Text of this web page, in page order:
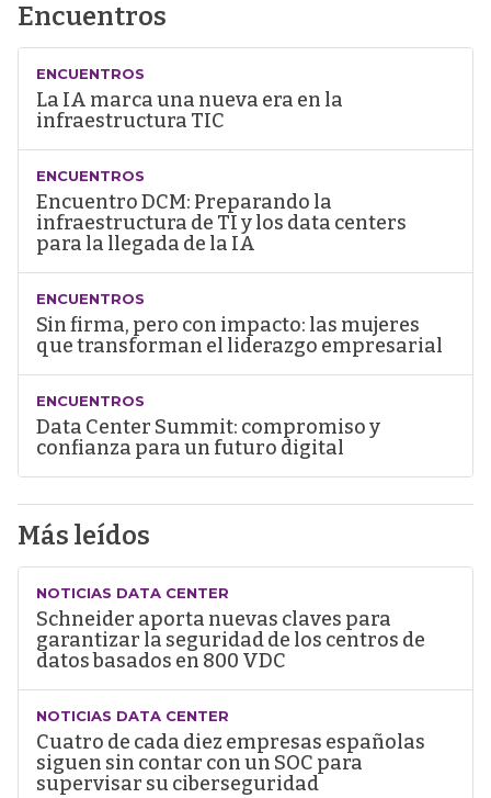
Encuentros
ENCUENTROS
La IA marca una nueva era en la
infraestructura TIC
ENCUENTROS
Encuentro DCM: Preparando la
infraestructura de TI y los data centers
para la llegada de la IA
ENCUENTROS
Sin firma, pero con impacto: las mujeres
que transforman el liderazgo empresarial
ENCUENTROS
Data Center Summit: compromiso y
confianza para un futuro digital
Más leídos
NOTICIAS DATA CENTER
Schneider aporta nuevas claves para
garantizar la seguridad de los centros de
datos basados en 800 VDC
NOTICIAS DATA CENTER
Cuatro de cada diez empresas españolas
siguen sin contar con un SOC para
supervisar su ciberseguridad